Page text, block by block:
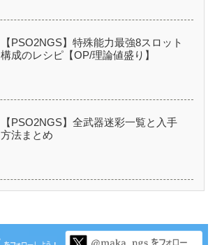
【PSO2NGS】特殊能力最強8スロット
構成のレシピ【OP/理論値盛り】
【PSO2NGS】全武器迷彩一覧と入手
方法まとめ